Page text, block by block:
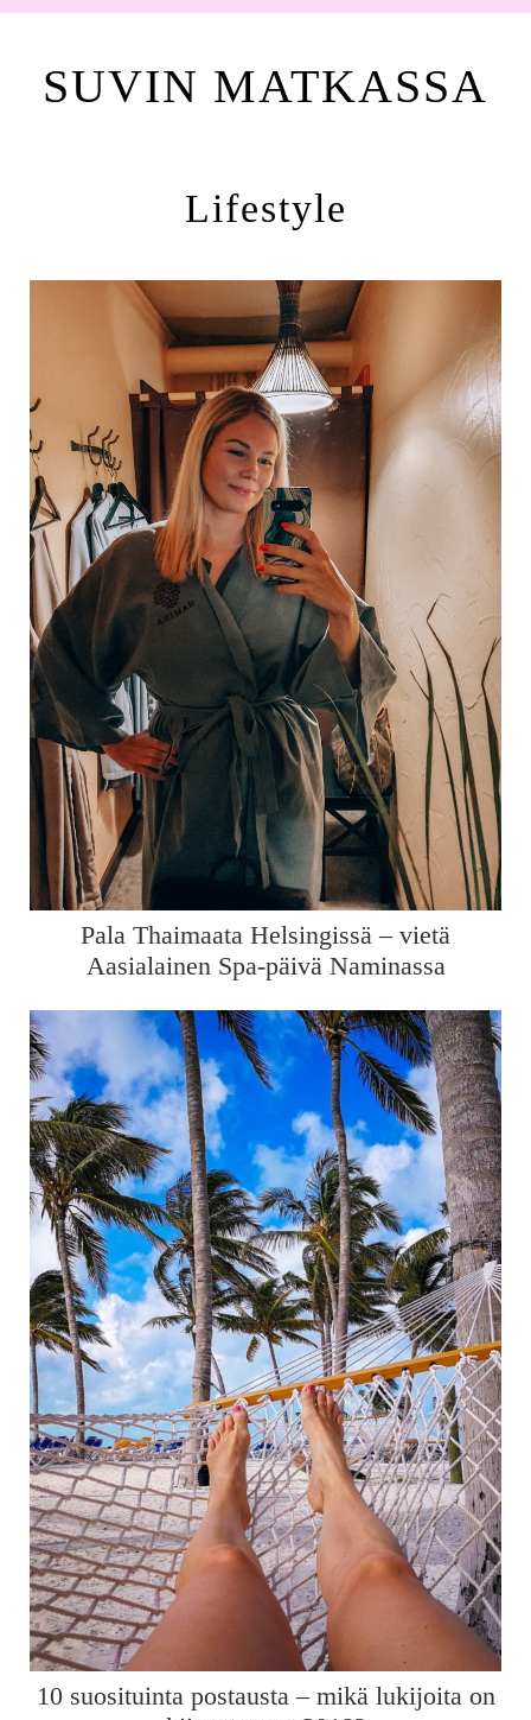
SUVIN MATKASSA
Lifestyle
Pala Thaimaata Helsingissä – vietä
Aasialainen Spa-päivä Naminassa
10 suosituinta postausta – mikä lukijoita on